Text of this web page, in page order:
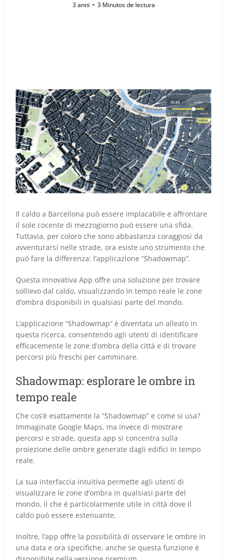
3 anni 3 Minutos de lectura
Il caldo a Barcellona può essere implacabile e affrontare
il sole cocente di mezzogiorno può essere una sfida.
Tuttavia, per coloro che sono abbastanza coraggiosi da
avventurarsi nelle strade, ora esiste uno strumento che
può fare la differenza: l’applicazione “Shadowmap”.
Questa innovativa App offre una soluzione per trovare
sollievo dal caldo, visualizzando in tempo reale le zone
d’ombra disponibili in qualsiasi parte del mondo.
L’applicazione “Shadowmap” è diventata un alleato in
questa ricerca, consentendo agli utenti di identificare
efficacemente le zone d’ombra della città e di trovare
percorsi più freschi per camminare.
Shadowmap: esplorare le ombre in
tempo reale
Che cos’è esattamente la “Shadowmap” e come si usa?
Immaginate Google Maps, ma invece di mostrare
percorsi e strade, questa app si concentra sulla
proiezione delle ombre generate dagli edifici in tempo
reale.
La sua interfaccia intuitiva permette agli utenti di
visualizzare le zone d’ombra in qualsiasi parte del
mondo, il che è particolarmente utile in città dove il
caldo può essere estenuante.
Inoltre, l’app offre la possibilità di osservare le ombre in
una data e ora specifiche, anche se questa funzione è